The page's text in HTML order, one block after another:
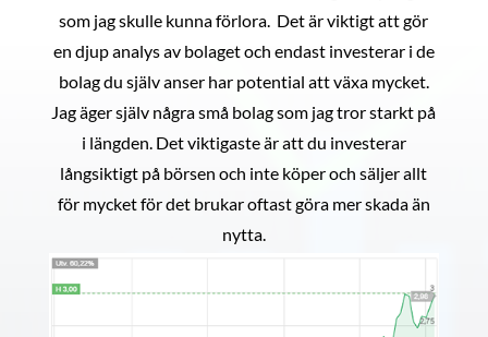
som jag skulle kunna förlora. Det är viktigt att gör
en djup analys av bolaget och endast investerar i de
bolag du själv anser har potential att växa mycket.
Jag äger själv några små bolag som jag tror starkt på
i längden. Det viktigaste är att du investerar
långsiktigt på börsen och inte köper och säljer allt
för mycket för det brukar oftast göra mer skada än
nytta.